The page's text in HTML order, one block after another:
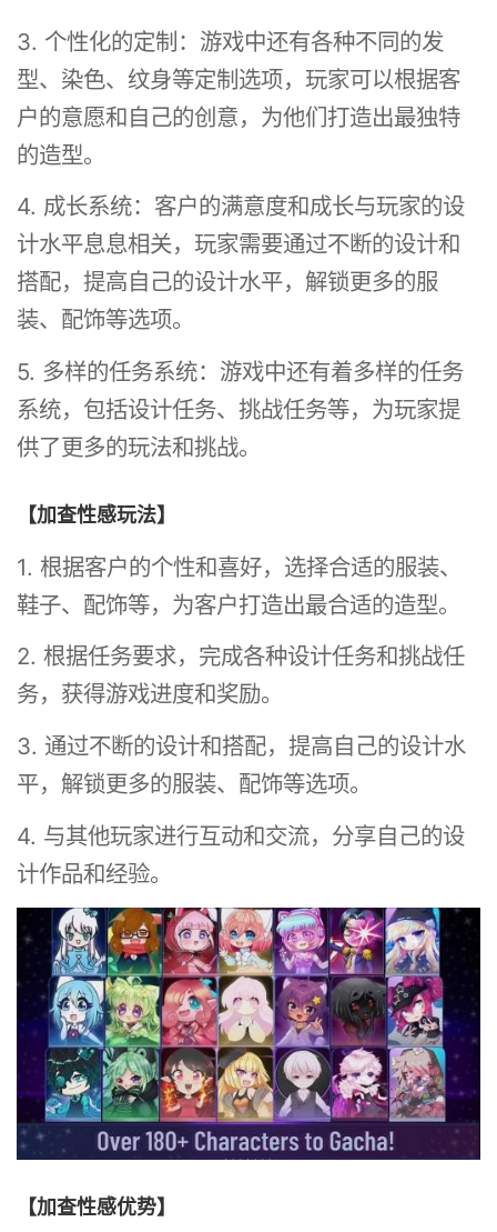
3. 个性化的定制：游戏中还有各种不同的发
型、染色、纹身等定制选项，玩家可以根据客
户的意愿和自己的创意，为他们打造出最独特
的造型。
4. 成长系统：客户的满意度和成长与玩家的设
计水平息息相关，玩家需要通过不断的设计和
搭配，提高自己的设计水平，解锁更多的服
装、配饰等选项。
5. 多样的任务系统：游戏中还有着多样的任务
系统，包括设计任务、挑战任务等，为玩家提
供了更多的玩法和挑战。
【加查性感玩法】
1. 根据客户的个性和喜好，选择合适的服装、
鞋子、配饰等，为客户打造出最合适的造型。
2. 根据任务要求，完成各种设计任务和挑战任
务，获得游戏进度和奖励。
3. 通过不断的设计和搭配，提高自己的设计水
平，解锁更多的服装、配饰等选项。
4. 与其他玩家进行互动和交流，分享自己的设
计作品和经验。
【加查性感优势】